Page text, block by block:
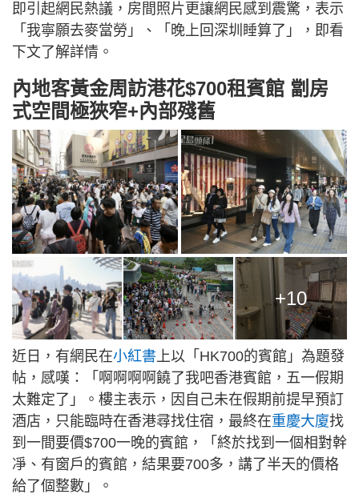
即引起網民熱議，房間照片更讓網民感到震驚，表示
「我寧願去麥當勞」、「晚上回深圳睡算了」，即看
下文了解詳情。
內地客黃金周訪港花$700租賓館 劏房
式空間極狹窄+內部殘舊
+10
近日，有網民在小紅書上以「HK700的賓館」為題發
帖，感嘆：「啊啊啊啊饒了我吧香港賓館，五一假期
太難定了」。樓主表示，因自己未在假期前提早預訂
酒店，只能臨時在香港尋找住宿，最終在重慶大廈找
到一間要價$700一晚的賓館，「終於找到一個相對幹
凈、有窗戶的賓館，結果要700多，講了半天的價格
給了個整數」。